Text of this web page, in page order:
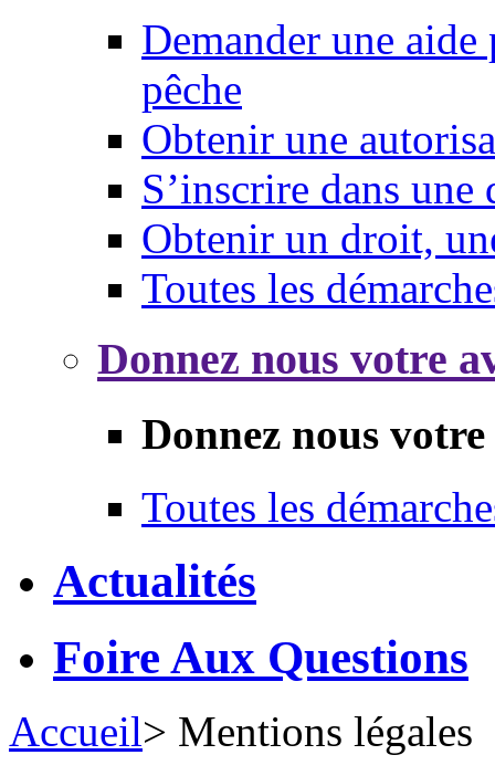
Demander une
pêche
Obtenir une
S’inscrire dans une
Obtenir un droit,
Toutes les
Donnez nous votre
Donnez nous
Toutes les
Actualités
Foire Aux Questions
Accueil> Mentions légales